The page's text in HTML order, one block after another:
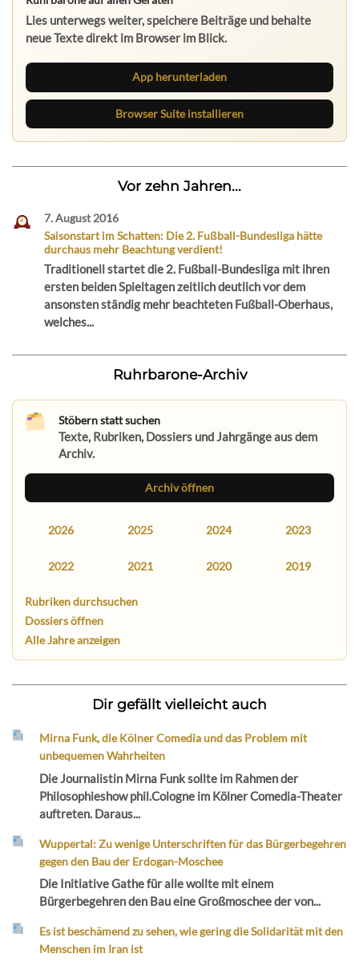
Lies unterwegs weiter, speichere Beiträge und behalte
neue Texte direkt im Browser im Blick.
App herunterladen
Browser Suite installieren
Vor zehn Jahren...
7. August 2016
Saisonstart im Schatten: Die 2. Fußball-Bundesliga hätte
durchaus mehr Beachtung verdient!
Traditionell startet die 2. Fußball-Bundesliga mit ihren
ersten beiden Spieltagen zeitlich deutlich vor dem
ansonsten ständig mehr beachteten Fußball-Oberhaus,
welches...
Ruhrbarone-Archiv
Stöbern statt suchen
Texte, Rubriken, Dossiers und Jahrgänge aus dem
Archiv.
Archiv öffnen
2026 2025 2024 2023
2022 2021 2020 2019
Rubriken durchsuchen
Dossiers öffnen
Alle Jahre anzeigen
Dir gefällt vielleicht auch
Mirna Funk, die Kölner Comedia und das Problem mit
unbequemen Wahrheiten
Die Journalistin Mirna Funk sollte im Rahmen der
Philosophieshow phil.Cologne im Kölner Comedia-Theater
auftreten. Daraus...
Wuppertal: Zu wenige Unterschriften für das Bürgerbegehren
gegen den Bau der Erdogan-Moschee
Die Initiative Gathe für alle wollte mit einem
Bürgerbegehren den Bau eine Großmoschee der von...
Es ist beschämend zu sehen, wie gering die Solidarität mit den
Menschen im Iran ist